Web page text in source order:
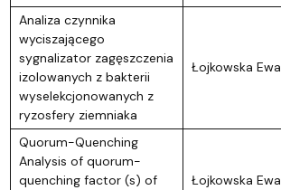
Analiza czynnika
wyciszającego
sygnalizator zagęszczenia
izolowanych z bakterii
wyselekcjonowanych z
ryzosfery ziemniaka
Łojkowska Ewa
Quorum-Quenching
Analysis of quorum-
quenching factor (s) of
Łojkowska Ewa